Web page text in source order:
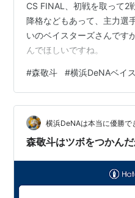
CS FINAL、初戦を取って2
降格などもあって、主力選
いのベイスターズさんです
んでほしいですね。
#森敬斗 #横浜DeNAベイ
横浜DeNAは本当に優勝で
森敬斗はツボをつかん